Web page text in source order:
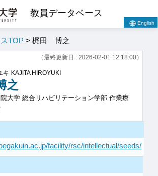
教員データベース
English
TOP > 梶田 博之
（最終更新日 : 2026-02-01 12:18:00）
キ KAJITA HIROYUKI
之
大学 総合リハビリテーション学部 作業療
facility/rsc/intellectual/seeds/